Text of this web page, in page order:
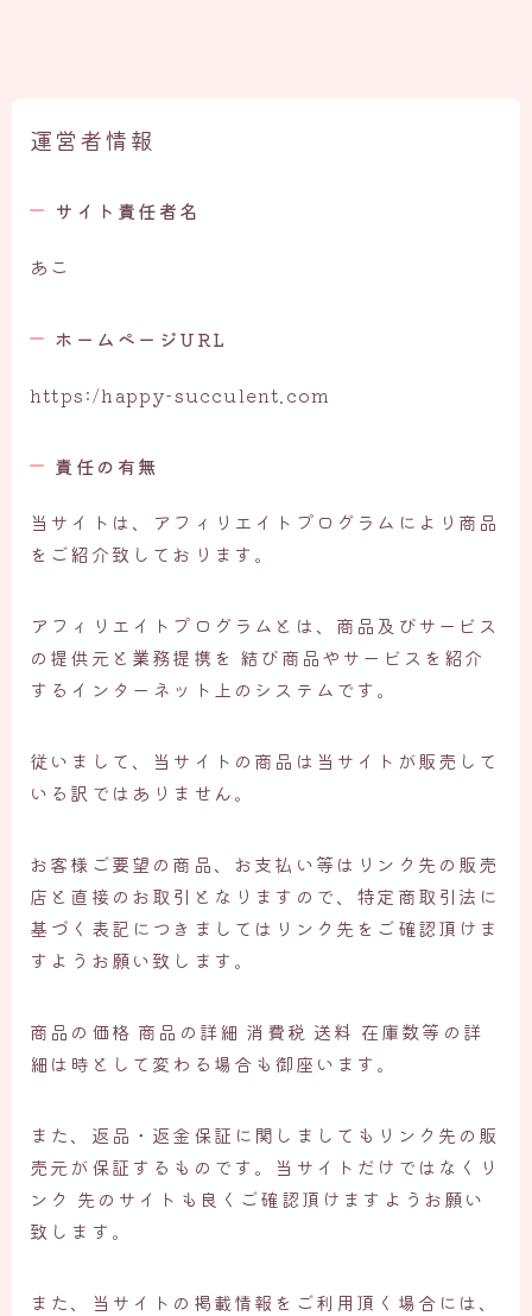
運営者情報
サイト責任者名
あこ
ホームページURL
https:/happy-succulent.com
責任の有無
当サイトは、アフィリエイトプログラムにより商品
をご紹介致しております。
アフィリエイトプログラムとは、商品及びサービス
の提供元と業務提携を 結び商品やサービスを紹介
するインターネット上のシステムです。
従いまして、当サイトの商品は当サイトが販売して
いる訳ではありません。
お客様ご要望の商品、お支払い等はリンク先の販売
店と直接のお取引となりますので、特定商取引法に
基づく表記につきましてはリンク先をご確認頂けま
すようお願い致します。
商品の価格 商品の詳細 消費税 送料 在庫数等の詳
細は時として変わる場合も御座います。
また、返品・返金保証に関しましてもリンク先の販
売元が保証するものです。当サイトだけではなくリ
ンク 先のサイトも良くご確認頂けますようお願い
致します。
また、当サイトの掲載情報をご利用頂く場合には、